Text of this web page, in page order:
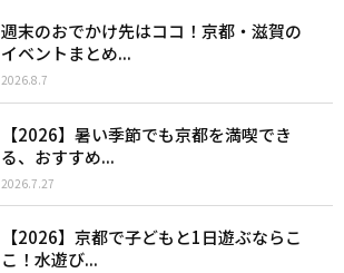
週末のおでかけ先はココ！京都・滋賀の
イベントまとめ...
2026.8.7
【2026】暑い季節でも京都を満喫でき
る、おすすめ...
2026.7.27
【2026】京都で子どもと1日遊ぶならこ
こ！水遊び...